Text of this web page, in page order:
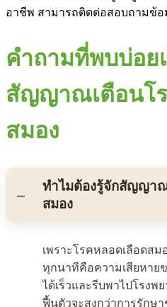
อาชีพ สามารถติดต่อสอบถามข้อ
คำถามที่พบบ่อย
สัญญาณเตือนโ
สมอง
ทำไมต้องรู้จักสัญญา
สมอง
เพราะโรคหลอดเลือดส
ทุกนาทีคือความเสียหาย
ได้เร็วและรีบพาไปโรงพ
ฟื้นตัวจะสูงกว่าการรักษา